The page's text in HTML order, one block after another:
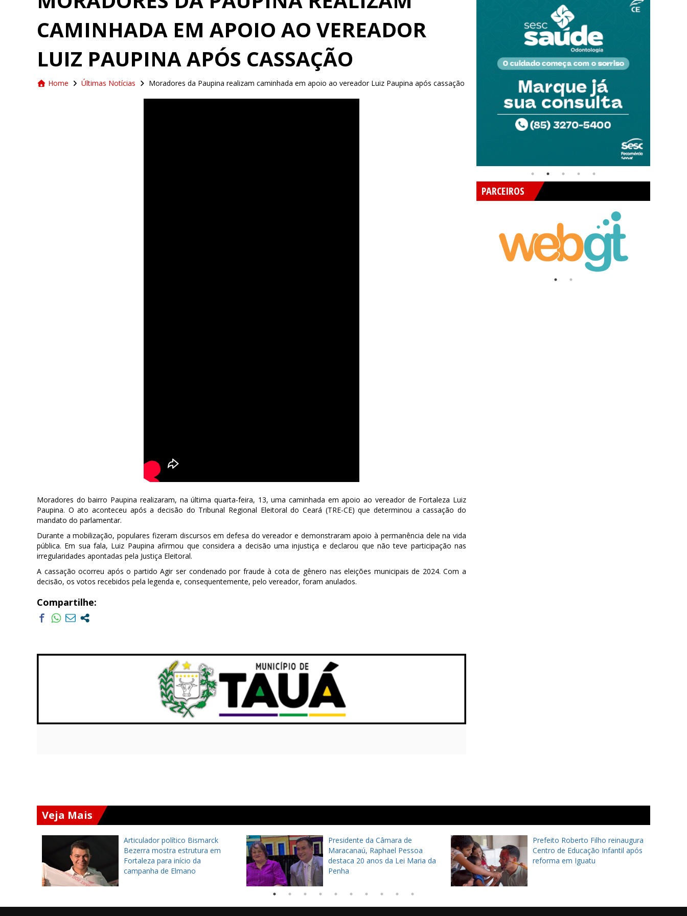
CAMINHADA EM APOIO AO VEREADOR
LUIZ PAUPINA APÓS CASSAÇÃO
Home Últimas Notícias Moradores da Paupina realizam caminhada em apoio ao vereador Luiz Paupina após cassação
Moradores do bairro Paupina realizaram, na última quarta-feira, 13, uma caminhada em apoio ao vereador de Fortaleza Luiz
Paupina. O ato aconteceu após a decisão do Tribunal Regional Eleitoral do Ceará (TRE-CE) que determinou a cassação do
mandato do parlamentar.
Durante a mobilização, populares fizeram discursos em defesa do vereador e demonstraram apoio à permanência dele na vida
pública. Em sua fala, Luiz Paupina afirmou que considera a decisão uma injustiça e declarou que não teve participação nas
irregularidades apontadas pela Justiça Eleitoral.
A cassação ocorreu após o partido Agir ser condenado por fraude à cota de gênero nas eleições municipais de 2024. Com a
decisão, os votos recebidos pela legenda e, consequentemente, pelo vereador, foram anulados.
Compartilhe:
PARCEIROS
Veja Mais
Articulador político Bismarck
Bezerra mostra estrutura em
Fortaleza para início da
campanha de Elmano
Presidente da Câmara de
Maracanaú, Raphael Pessoa
destaca 20 anos da Lei Maria da
Penha
Prefeito Roberto Filho reinaugura
Centro de Educação Infantil após
reforma em Iguatu